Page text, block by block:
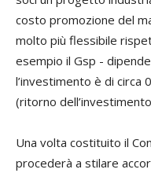
costo promozione del
molto più flessibile
esempio il Gsp -
l’investimento è di circa
(ritorno
Una volta costituito il
procederà a stilare